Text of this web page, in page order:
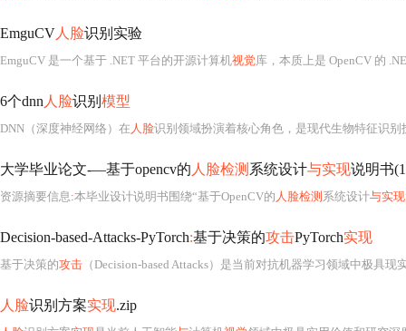
EmguCV 人脸识别实验
EmguCV 是一个基于 .NET 平台的开源计算机视觉库，本质上是 OpenCV 的
6个dnn 人脸识别 模型
DNN（深度神经网络）在 人脸识别领域扮演着核心角色，是现代生物特征识别技术
大学毕业论文-—基于opencv的 人脸检测 系统设计与实现说明书
资源摘要信息:本毕业设计说明书围绕“基于OpenCV的 人脸检测 系统设计与实现
Decision-based-Attacks-PyTorch:基于决策的攻击PyTorch实现
基于决策的攻击 （Decision-based Attacks）是当前对抗机器学习领域中极具现
人脸识别方案实现.zip